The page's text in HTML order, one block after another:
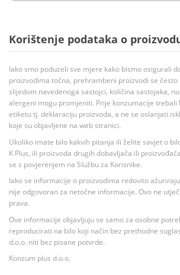
Korištenje podataka o
Iako smo poduzeli sve mjere kako bismo osigurali
proizvodima točna, prehrambeni proizvodi se često
slijedom navedenoga sastojci, količina sastojaka,
alergeni mogu promjeniti. Prije konzumacije trebali
etiketu tj. deklaraciju proizvoda, a ne se oslanjati
koje su objavljene na web stranici.
Ukoliko imate bilo kakvih pitanja ili želite savjet o
K Plus, ili proizvoda drugih dobavljača ili
se s povjerenjem na Službu za Korisnike.
Iako se informacije o proizvodima redovito
nije odgovoran za netočne informacije. Ovo ne
prava.
Ove informacije objavljuju se samo za osobne
reproducirati na bilo koji način bez prethodne
d.o.o. niti bez pisane potvrde.
Konzum plus d.o.o.